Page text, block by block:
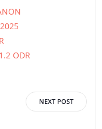
ODR
NEXT POST